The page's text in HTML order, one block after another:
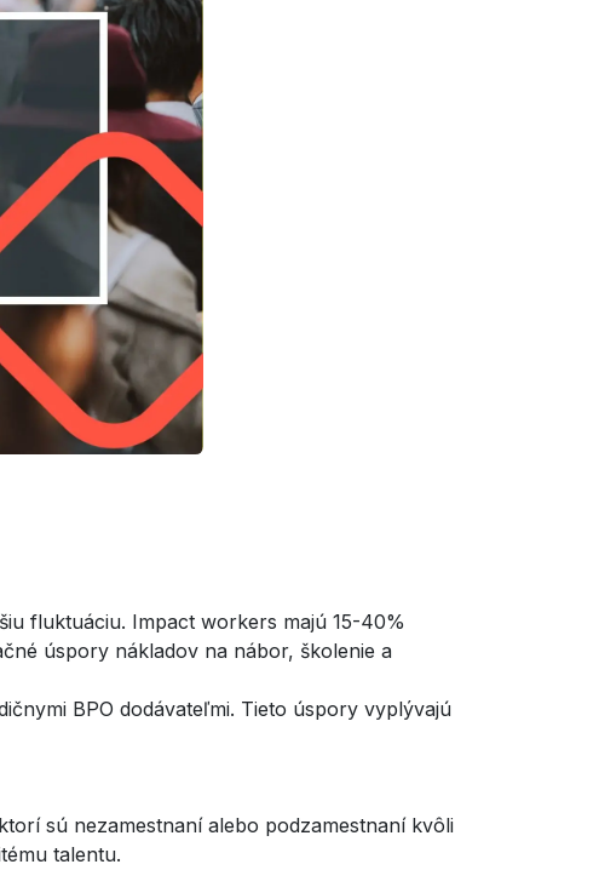
fluktuáciu. Impact workers majú 15-40%
úspory nákladov na nábor, školenie a
BPO dodávateľmi. Tieto úspory vyplývajú
sú nezamestnaní alebo podzamestnaní kvôli
talentu.